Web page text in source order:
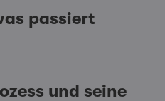
passiert
und seine